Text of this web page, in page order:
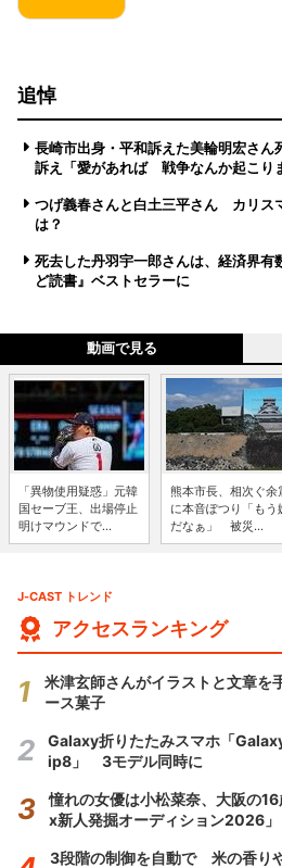
追悼
長崎市出身・平和訴えた美輪明宏さ
訴え「愛があれば 戦争なんか起こり
つげ義春さんと白土三平さん カリス
は？
死去した丹羽宇一郎さんは、経済界
ど読書』ベストセラーに
動画で見る
「異物使用疑惑」元韓
国セーブ王、出場停止
明けマウンドで...
熊本市長、相次ぐ余
に本音ぽつり「もう
だなぁ」 被災...
J-CAST トレンド
アクセスランキング
米津玄師さんがイラストと文章を
ース菓子
Galaxy折りたたみスマホ「
ip8」 3モデル同時に
憧れの女優は小松菜奈、大阪の
x新人発掘オーディション2026」
3段階の制御を自動で 米の香り